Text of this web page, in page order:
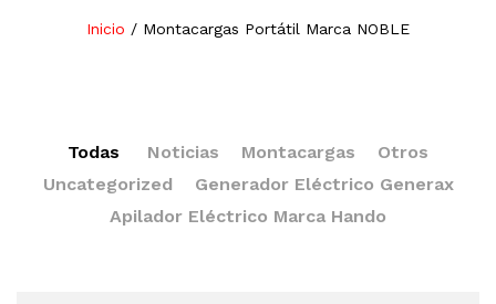
Inicio / Montacargas Portátil Marca NOBLE
Todas Noticias Montacargas
Otros
Uncategorized
Generador Eléctrico Generax
Apilador Eléctrico Marca Hando